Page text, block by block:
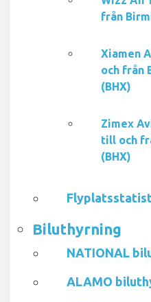
från
Xiamen
och från
(BHX)
Zimex
till och
(BHX)
Biluthyrning
NATIONAL
ALAMO